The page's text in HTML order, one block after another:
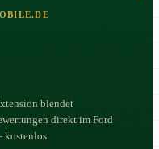
blendet
direkt im Ford